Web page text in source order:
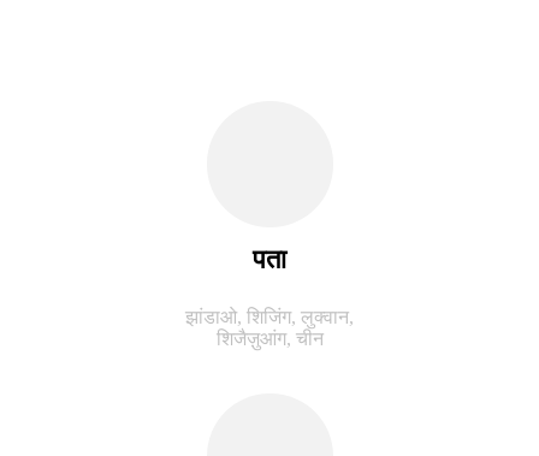
पता
झांडाओ, शिजिंग, लुक्वान,
शिजैज़ुआंग, चीन